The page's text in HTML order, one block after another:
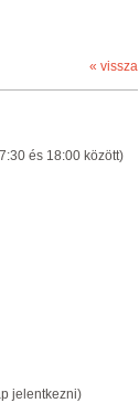
« vissza
és 18:00 között)
jelentkezni)